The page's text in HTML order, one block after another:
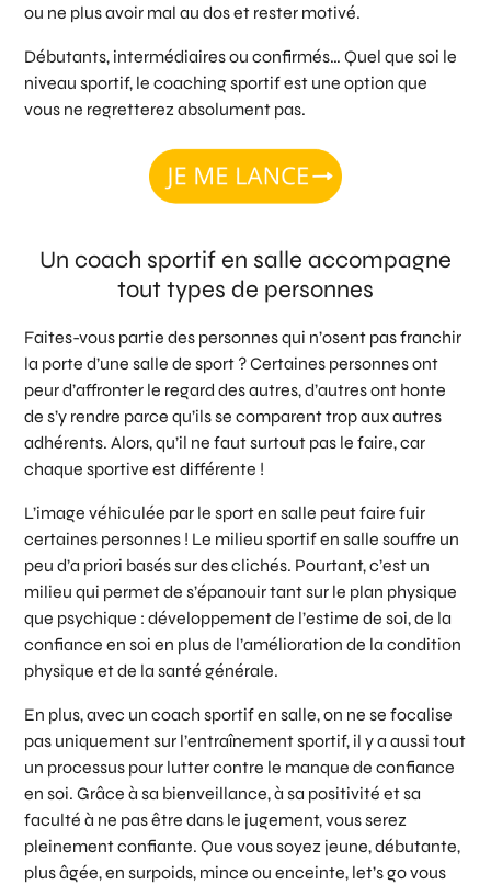
ou ne plus avoir mal au dos et rester motivé.
Débutants, intermédiaires ou confirmés… Quel que soi le
niveau sportif, le coaching sportif est une option que
vous ne regretterez absolument pas.
Un coach sportif en salle accompagne
tout types de personnes
Faites-vous partie des personnes qui n’osent pas franchir
la porte d’une salle de sport ? Certaines personnes ont
peur d’affronter le regard des autres, d’autres ont honte
de s’y rendre parce qu’ils se comparent trop aux autres
adhérents. Alors, qu’il ne faut surtout pas le faire, car
chaque sportive est différente !
L’image véhiculée par le sport en salle peut faire fuir
certaines personnes ! Le milieu sportif en salle souffre un
peu d’a priori basés sur des clichés. Pourtant, c’est un
milieu qui permet de s’épanouir tant sur le plan physique
que psychique : développement de l’estime de soi, de la
confiance en soi en plus de l’amélioration de la condition
physique et de la santé générale.
En plus, avec un coach sportif en salle, on ne se focalise
pas uniquement sur l’entraînement sportif, il y a aussi tout
un processus pour lutter contre le manque de confiance
en soi. Grâce à sa bienveillance, à sa positivité et sa
faculté à ne pas être dans le jugement, vous serez
pleinement confiante. Que vous soyez jeune, débutante,
plus âgée, en surpoids, mince ou enceinte, let’s go vous